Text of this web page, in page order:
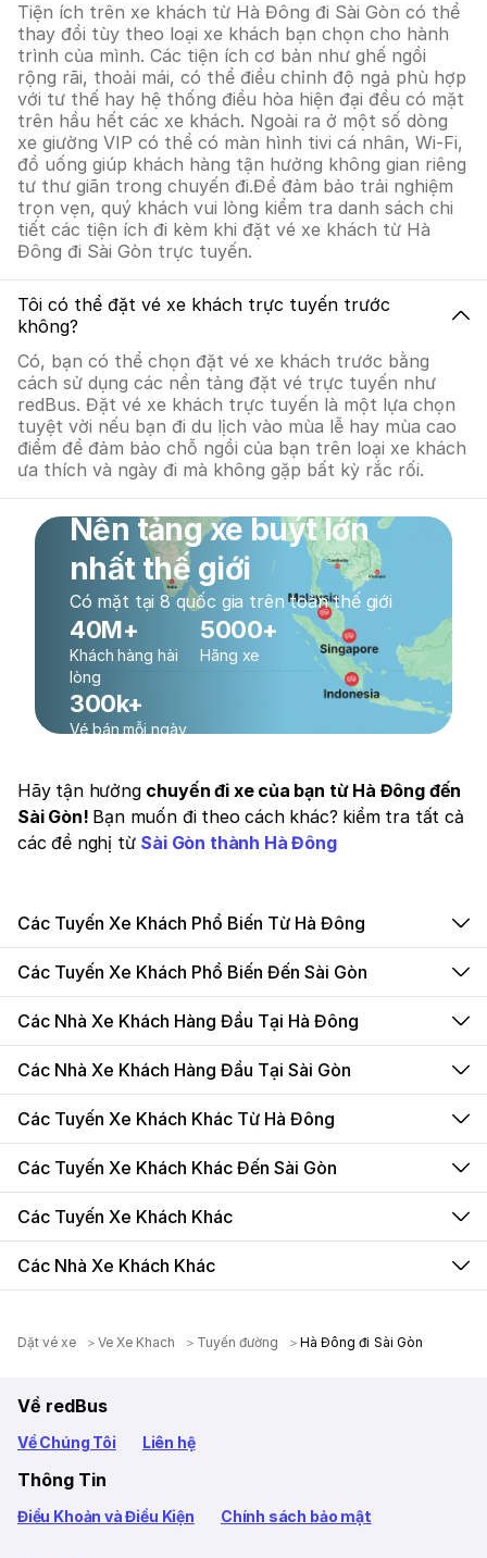
Tiện ích trên xe khách từ Hà Đông đi Sài Gòn có thể
thay đổi tùy theo loại xe khách bạn chọn cho hành
trình của mình. Các tiện ích cơ bản như ghế ngồi
rộng rãi, thoải mái, có thể điều chỉnh độ ngả phù hợp
với tư thế hay hệ thống điều hòa hiện đại đều có mặt
trên hầu hết các xe khách. Ngoài ra ở một số dòng
xe giường VIP có thể có màn hình tivi cá nhân, Wi-Fi,
đồ uống giúp khách hàng tận hưởng không gian riêng
tư thư giãn trong chuyến đi.Để đảm bảo trải nghiệm
trọn vẹn, quý khách vui lòng kiểm tra danh sách chi
tiết các tiện ích đi kèm khi đặt vé xe khách từ Hà
Đông đi Sài Gòn trực tuyến.
Tôi có thể đặt vé xe khách trực tuyến trước
không?
Có, bạn có thể chọn đặt vé xe khách trước bằng
cách sử dụng các nền tảng đặt vé trực tuyến như
redBus. Đặt vé xe khách trực tuyến là một lựa chọn
tuyệt vời nếu bạn đi du lịch vào mùa lễ hay mùa cao
điểm để đảm bảo chỗ ngồi của bạn trên loại xe khách
ưa thích và ngày đi mà không gặp bất kỳ rắc rối.
Nền tảng xe buýt lớn
nhất thế giới
Có mặt tại 8 quốc gia trên toàn thế giới
40M+
Khách hàng hài
lòng
5000+
Hãng xe
300k+
Vé bán mỗi ngày
Hãy tận hưởng chuyến đi xe của bạn từ Hà Đông đến
Sài Gòn! Bạn muốn đi theo cách khác? kiểm tra tất cả
các đề nghị từ Sài Gòn thành Hà Đông
Các Tuyến Xe Khách Phổ Biến Từ Hà Đông
Các Tuyến Xe Khách Phổ Biến Đến Sài Gòn
Các Nhà Xe Khách Hàng Đầu Tại Hà Đông
Các Nhà Xe Khách Hàng Đầu Tại Sài Gòn
Các Tuyến Xe Khách Khác Từ Hà Đông
Các Tuyến Xe Khách Khác Đến Sài Gòn
Các Tuyến Xe Khách Khác
Các Nhà Xe Khách Khác
Dặt vé xe Ve Xe Khach Tuyến đường Hà Đông đi Sài Gòn
Về redBus
Về Chúng Tôi Liên hệ
Thông Tin
Điều Khoản và Điều Kiện Chính sách bảo mật